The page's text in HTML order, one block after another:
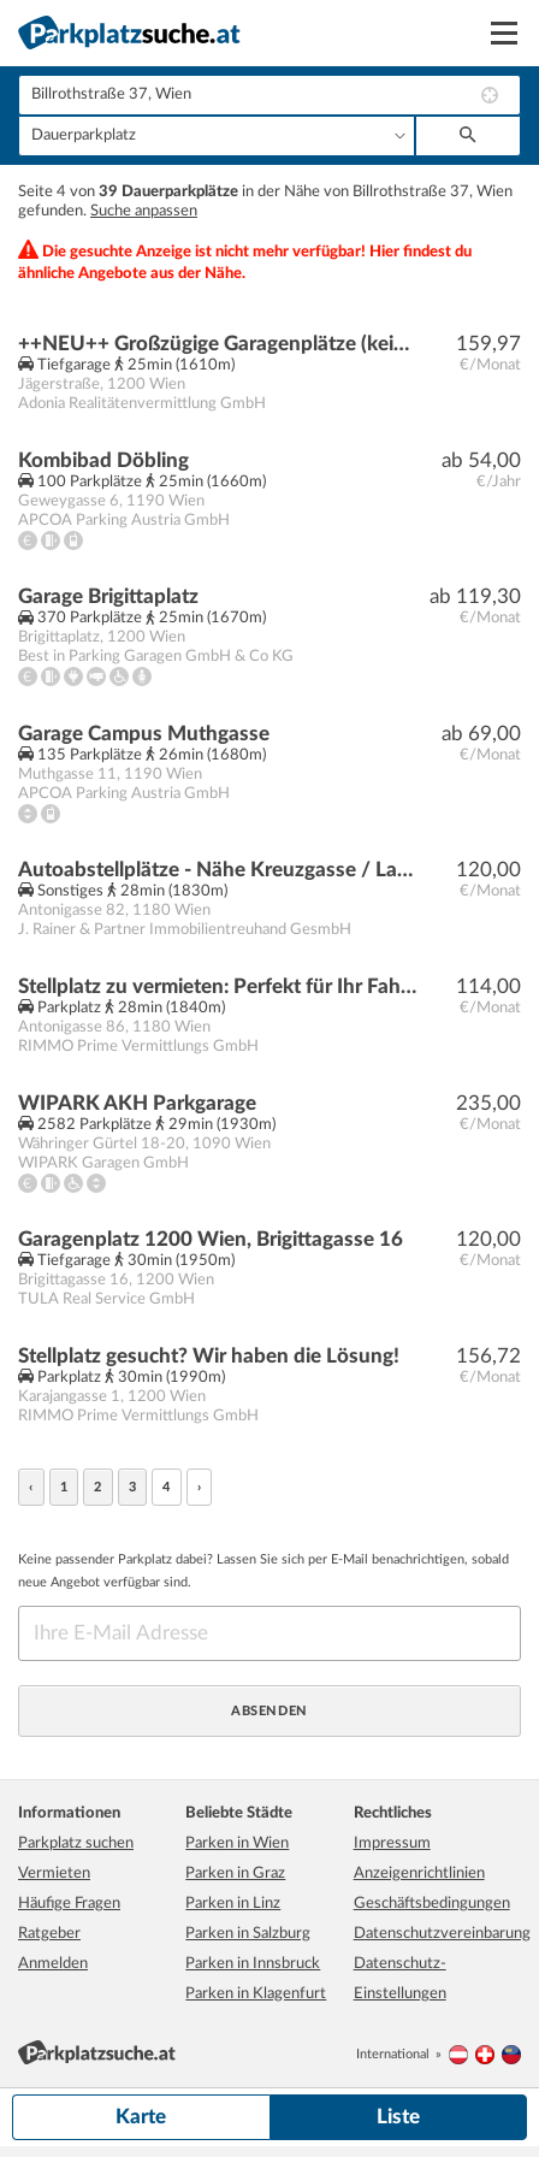
Suchen
Vermieten
Anmelden
Seite 4 von 39 Dauerparkplätze in der Nähe von Billrothstraße 37, Wien
gefunden. Suche anpassen
Die gesuchte Anzeige ist nicht mehr verfügbar! Hier findest du
ähnliche Angebote aus der Nähe.
159,97
€/Monat
++NEU++ Großzügige Garagenplätze (keine Stapelparkplätze) in der Jägerstraße 35!
Tiefgarage
25min (1610m)
Jägerstraße, 1200 Wien
Adonia Realitätenvermittlung GmbH
ab 54,00
€/Jahr
Kombibad Döbling
100 Parkplätze
25min (1660m)
Geweygasse 6, 1190 Wien
APCOA Parking Austria GmbH
ab 119,30
€/Monat
Garage Brigittaplatz
370 Parkplätze
25min (1670m)
Brigittaplatz, 1200 Wien
Best in Parking Garagen GmbH & Co KG
ab 69,00
€/Monat
Garage Campus Muthgasse
135 Parkplätze
26min (1680m)
Muthgasse 11 , 1190 Wien
APCOA Parking Austria GmbH
120,00
€/Monat
Autoabstellplätze - Nähe Kreuzgasse / Lacknergasse
Sonstiges
28min (1830m)
Antonigasse 82, 1180 Wien
J. Rainer & Partner Immobilientreuhand GesmbH
114,00
€/Monat
Stellplatz zu vermieten: Perfekt für Ihr Fahrzeug!
Parkplatz
28min (1840m)
Antonigasse 86, 1180 Wien
RIMMO Prime Vermittlungs GmbH
235,00
€/Monat
WIPARK AKH Parkgarage
2582 Parkplätze
29min (1930m)
Währinger Gürtel 18-20, 1090 Wien
WIPARK Garagen GmbH
120,00
€/Monat
Garagenplatz 1200 Wien, Brigittagasse 16
Tiefgarage
30min (1950m)
Brigittagasse 16, 1200 Wien
TULA Real Service GmbH
156,72
€/Monat
Stellplatz gesucht? Wir haben die Lösung!
Parkplatz
30min (1990m)
Karajangasse 1, 1200 Wien
RIMMO Prime Vermittlungs GmbH
‹ 1 2 3 4 ›
Keine passender Parkplatz dabei? Lassen Sie sich per E-Mail benachrichtigen, sobald
neue Angebot verfügbar sind.
Informationen
Parkplatz suchen
Vermieten
Häufige Fragen
Ratgeber
Anmelden
Beliebte Städte
Parken in Wien
Parken in Graz
Parken in Linz
Parken in Salzburg
Parken in Innsbruck
Parken in Klagenfurt
Rechtliches
Impressum
Anzeigenrichtlinien
Geschäftsbedingungen
Datenschutzvereinbarung
Datenschutz-
Einstellungen
International Österreich
+
−
Karte Liste